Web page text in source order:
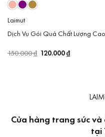
Laimut
Dịch Vụ Gói Quà Chất Lượng Cao
150.000₫ Giá
120.000₫
Cửa hàng trang sức
tại